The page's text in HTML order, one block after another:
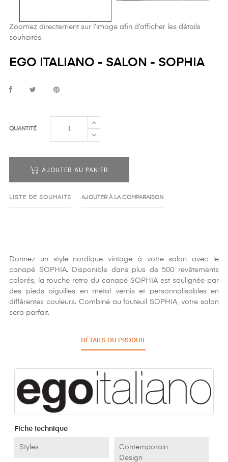
Zoomez directement sur l’image afin d’afficher les détails
souhaités.
EGO ITALIANO - SALON - SOPHIA
QUANTITÉ
AJOUTER AU PANIER
LISTE DE SOUHAITS AJOUTER À LA COMPARAISON
Donnez un style nordique vintage à votre salon avec le
canapé SOPHIA. Disponible dans plus de 500 revêtements
colorés, la touche retro du canapé SOPHIA est soulignée par
des pieds aiguilles en métal vernis et personnalisables en
différentes couleurs. Combiné au fauteuil SOPHIA, votre salon
sera parfait.
DÉTAILS DU PRODUIT
Fiche technique
Styles
Contemporain
Design